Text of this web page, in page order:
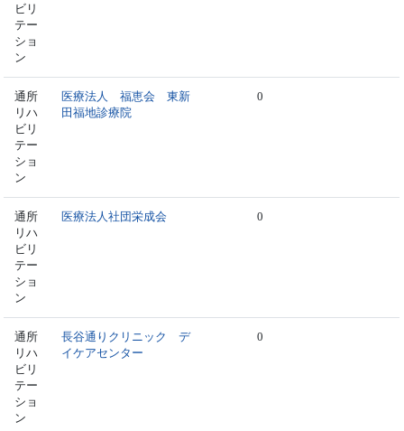
ビリ
テー
ショ
ン
通所
リハ
ビリ
テー
ショ
ン
医療法人 福恵会 東新
田福地診療院
0
通所
リハ
ビリ
テー
ショ
ン
医療法人社団栄成会 0
通所
リハ
ビリ
テー
ショ
ン
長谷通りクリニック デ
イケアセンター
0